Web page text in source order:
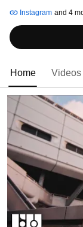
Instagram and 4
Home Videos